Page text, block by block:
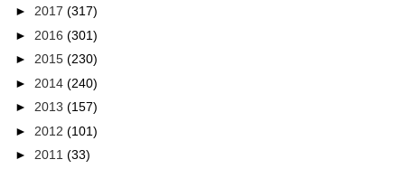
► 2017 (317)
► 2016 (301)
► 2015 (230)
► 2014 (240)
► 2013 (157)
► 2012 (101)
► 2011 (33)